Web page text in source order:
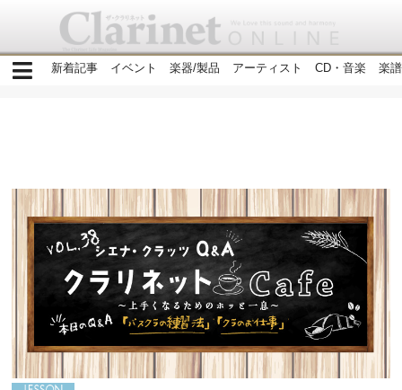
新着記事 イベント 楽器/製品 アーティスト CD・音楽 楽